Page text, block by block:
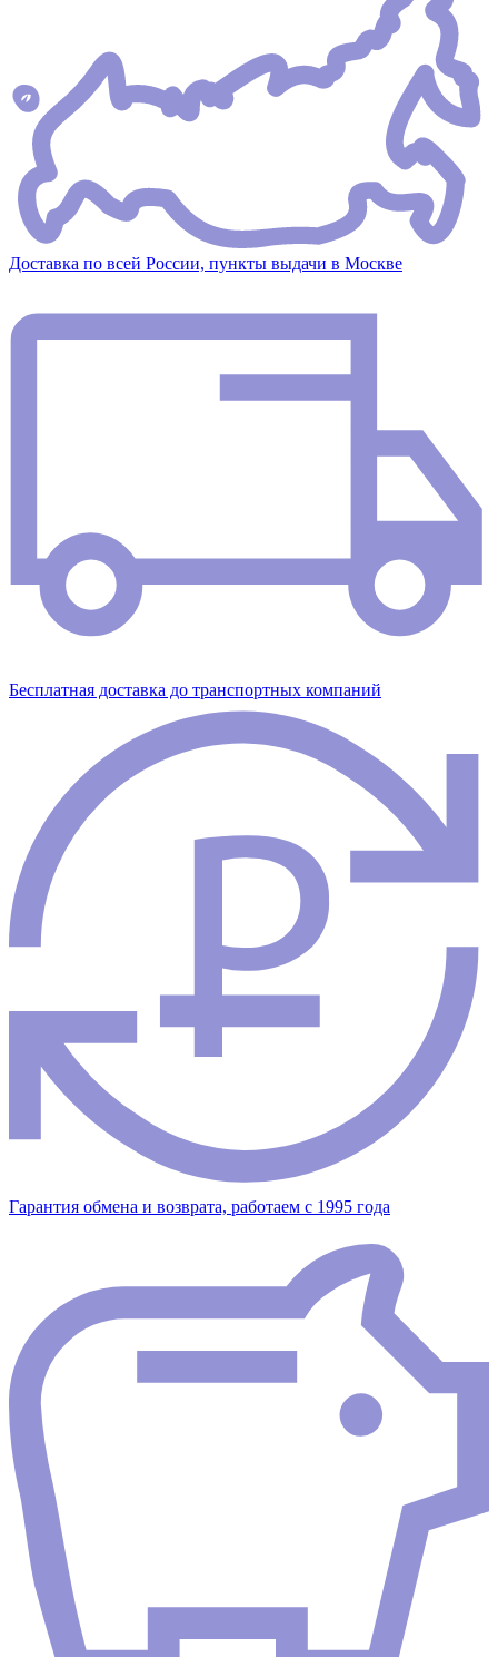
Доставка по всей России, пункты выдачи в Москве
Бесплатная доставка до транспортных компаний
Гарантия обмена и возврата, работаем с 1995 года